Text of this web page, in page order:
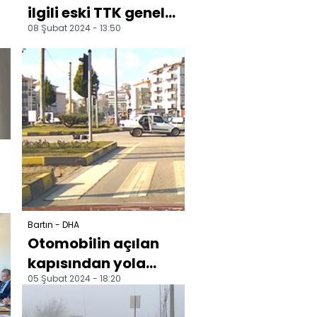
ilgili eski TTK genel
müdürü ve
yardımcısı için
soruşturm...
08 Şubat 2024 - 13:50
Bartın - DHA
Otomobilin açılan
kapısından yola
düştü; o anlar
kamerada
05 Şubat 2024 - 18:20